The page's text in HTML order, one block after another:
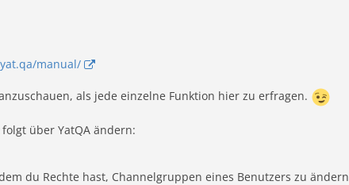
manual/
als jede einzelne Funktion hier zu erfragen.
über YatQA ändern:
du Rechte hast, Channelgruppen eines Benutzers zu ändern